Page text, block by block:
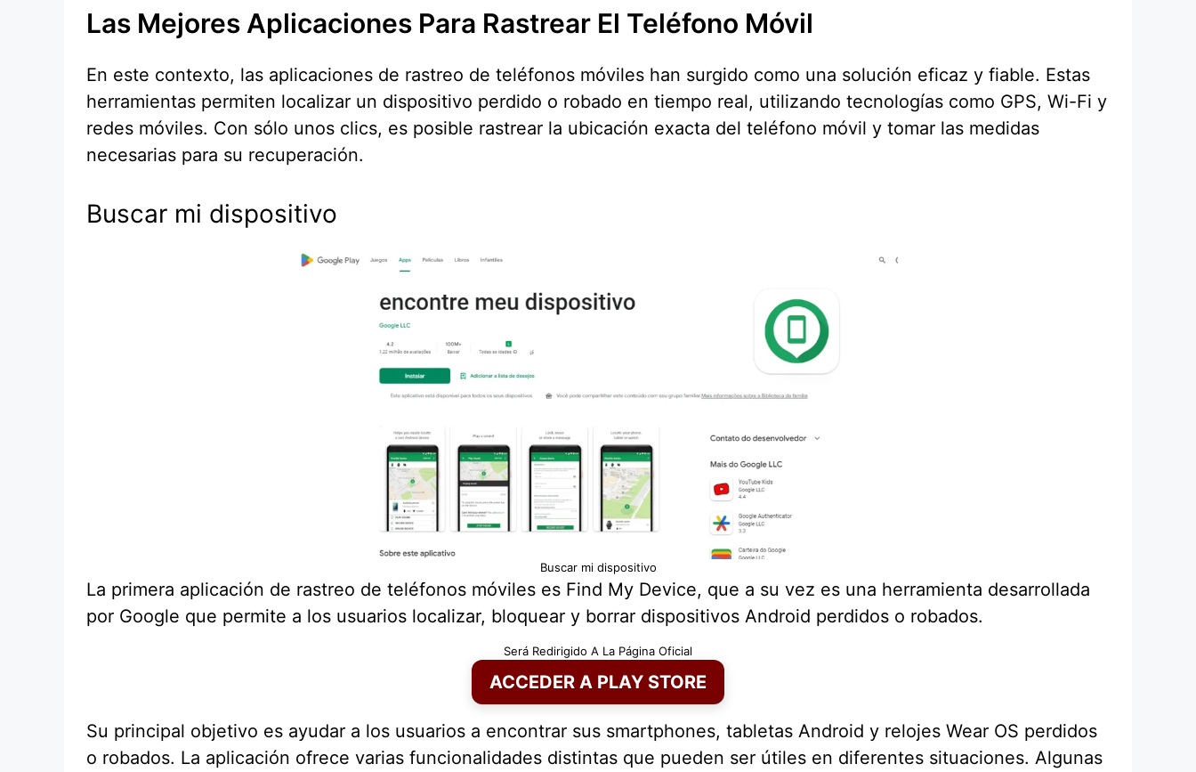
Las Mejores Aplicaciones Para Rastrear El Teléfono Móvil
En este contexto, las aplicaciones de rastreo de teléfonos móviles han surgido como una solución eficaz y fiable. Estas
herramientas permiten localizar un dispositivo perdido o robado en tiempo real, utilizando tecnologías como GPS, Wi-Fi y
redes móviles. Con sólo unos clics, es posible rastrear la ubicación exacta del teléfono móvil y tomar las medidas
necesarias para su recuperación.
Buscar mi dispositivo
Buscar mi dispositivo
La primera aplicación de rastreo de teléfonos móviles es Find My Device, que a su vez es una herramienta desarrollada
por Google que permite a los usuarios localizar, bloquear y borrar dispositivos Android perdidos o robados.
Será Redirigido A La Página Oficial
ACCEDER A PLAY STORE
Su principal objetivo es ayudar a los usuarios a encontrar sus smartphones, tabletas Android y relojes Wear OS perdidos
o robados. La aplicación ofrece varias funcionalidades distintas que pueden ser útiles en diferentes situaciones. Algunas